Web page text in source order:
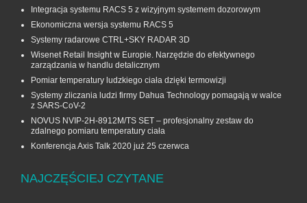
Integracja systemu RACS 5 z wizyjnym systemem dozorowym
Ekonomiczna wersja systemu RACS 5
Systemy radarowe CTRL+SKY RADAR 3D
Wisenet Retail Insight w Europie. Narzędzie do efektywnego
zarządzania w handlu detalicznym
Pomiar temperatury ludzkiego ciała dzięki termowizji
Systemy zliczania ludzi firmy Dahua Technology pomagają w walce
z SARS-CoV-2
NOVUS NVIP-2H-8912M/TS SET – profesjonalny zestaw do
zdalnego pomiaru temperatury ciała
Konferencja Axis Talk 2020 już 25 czerwca
NAJCZĘŚCIEJ CZYTANE